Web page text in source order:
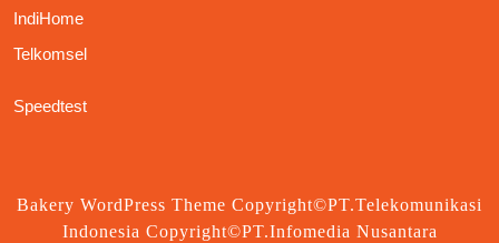
IndiHome
Telkomsel
Speedtest
Bakery WordPress Theme Copyright©PT.Telekomunikasi
Indonesia Copyright©PT.Infomedia Nusantara